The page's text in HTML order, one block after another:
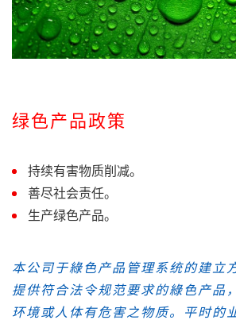
绿色产品政策
持续有害物质削减。
善尽社会责任。
生产绿色产品。
本公司于綠色产品管理系统的建立
提供符合法令规范要求的綠色产品
环境或人体有危害之物质。平时的